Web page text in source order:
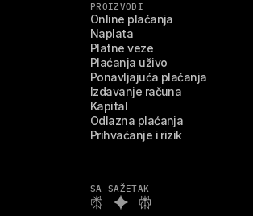
PROIZVODI
Online plaćanja
Naplata
Platne veze
Plaćanja uživo
Ponavljajuća plaćanja
Izdavanje računa
Kapital
Odlazna plaćanja
Prihvaćanje i rizik
SA SAŽETAK